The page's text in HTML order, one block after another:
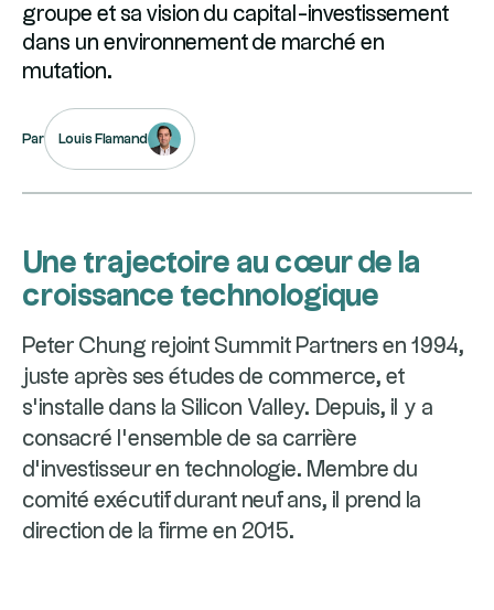
groupe et sa vision du capital-investissement
dans un environnement de marché en
mutation.
Par Louis Flamand
Une trajectoire au cœur de la
croissance technologique
Peter Chung rejoint Summit Partners en 1994,
juste après ses études de commerce, et
s’installe dans la Silicon Valley. Depuis, il y a
consacré l’ensemble de sa carrière
d’investisseur en technologie. Membre du
comité exécutif durant neuf ans, il prend la
direction de la firme en 2015.